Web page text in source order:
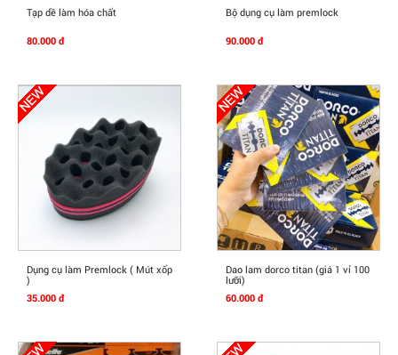
Mua Ngay
Tạp dề làm hóa chất
80.000 đ
Mua Ngay
Bộ dụng cụ làm premlock
90.000 đ
Mua Ngay
Dụng cụ làm Premlock ( Mút xốp
)
35.000 đ
Mua Ngay
Dao lam dorco titan (giá 1 vỉ 100
lưỡi)
60.000 đ